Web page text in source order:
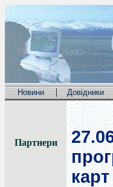
Новини | Довідники
Партнери